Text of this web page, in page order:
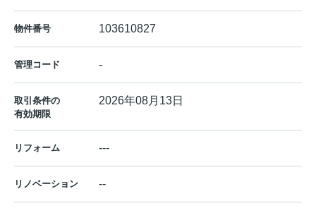
物件番号 103610827
管理コード -
取引条件の
有効期限
2026年08月13日
リフォーム ---
リノベーション --